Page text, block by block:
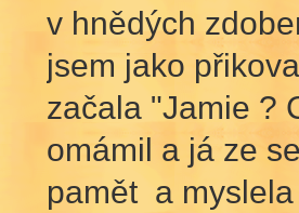
v hnědých
jsem jako
začala "Jamie ?
omámil a já ze
pamět a